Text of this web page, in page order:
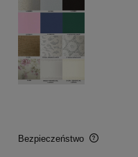
Bezpieczeństwo